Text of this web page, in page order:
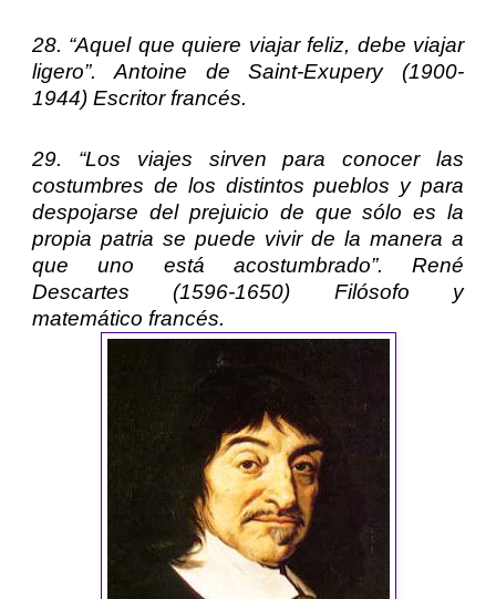
28. “Aquel que quiere viajar feliz, debe viajar
ligero”.Antoine de Saint-Exupery(1900-
1944) Escritor francés.
29. “Los viajes sirven para conocer las
costumbres de los distintos pueblos y para
despojarse del prejuicio de que sólo es la
propia patria se puede vivir de la manera a
que uno está acostumbrado”.René
Descartes (1596-1650) Filósofo y
matemático francés.